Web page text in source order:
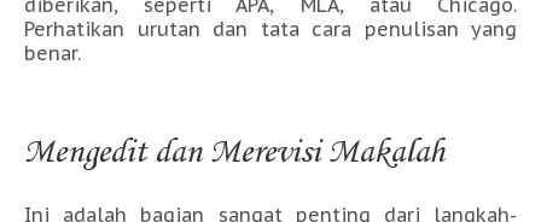
diberikan, seperti APA, MLA, atau Chicago.
Perhatikan urutan dan tata cara penulisan yang
benar.
Mengedit dan Merevisi Makalah
Ini adalah bagian sangat penting dari langkah-